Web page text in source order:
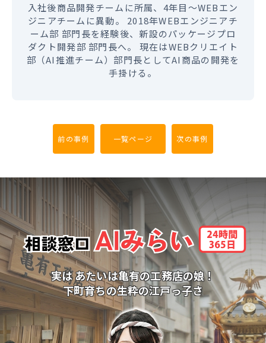
入社後商品開発チームに所属、4年目～WEBエン
ジニアチームに異動。 2018年WEBエンジニアチ
ーム部 部門長を経験後、新設のパッケージプロ
ダクト開発部 部門長へ。 現在はWEBクリエイト
部（AI推進チーム）部門長としてAI商品の開発を
手掛ける。
前の事例 一覧ページ 次の事例
実は あたいは亀有の工務店の娘！
下町育ちの生粋の江戸っ子さ